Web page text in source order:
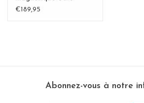
polaire XL-Special
€189,95
Abonnez-vous à notre